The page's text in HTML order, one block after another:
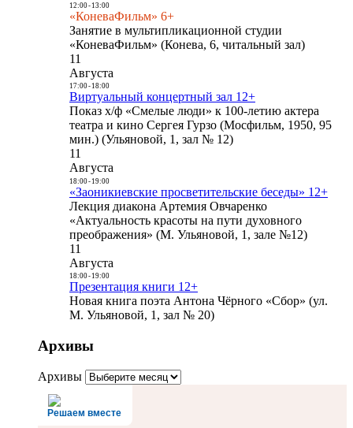
12:00- 13:00
«КоневаФильм» 6+
Занятие в мультипликационной студии
«КоневаФильм» (Конева, 6, читальный зал)
11
Августа
17:00- 18:00
Виртуальный концертный зал 12+
Показ х/ф «Смелые люди» к 100-летию актера
театра и кино Сергея Гурзо (Мосфильм, 1950, 95
мин.) (Ульяновой, 1, зал № 12)
11
Августа
18:00- 19:00
«Заоникиевские просветительские беседы» 12+
Лекция диакона Артемия Овчаренко
«Актуальность красоты на пути духовного
преображения» (М. Ульяновой, 1, зале №12)
11
Августа
18:00- 19:00
Презентация книги 12+
Новая книга поэта Антона Чёрного «Сбор» (ул.
М. Ульяновой, 1, зал № 20)
Архивы
Архивы
Решаем вместе